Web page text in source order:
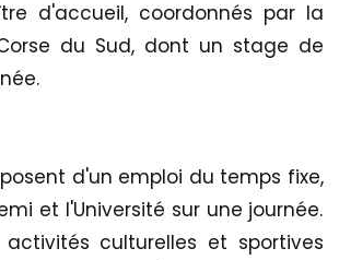
d'accueil, coordonnés par la
du Sud, dont un stage de
d'un emploi du temps fixe,
et l'Université sur une journée.
culturelles et sportives